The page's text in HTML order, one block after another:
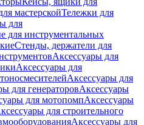
мастерскойТележки для
для
для инструментальных
Стенды, держатели для
Аксессуары для
Аксессуары для
Аксессуары для
для генераторовАксессуары
для мотопомпАксессуары
для строительного
Аксессуары для